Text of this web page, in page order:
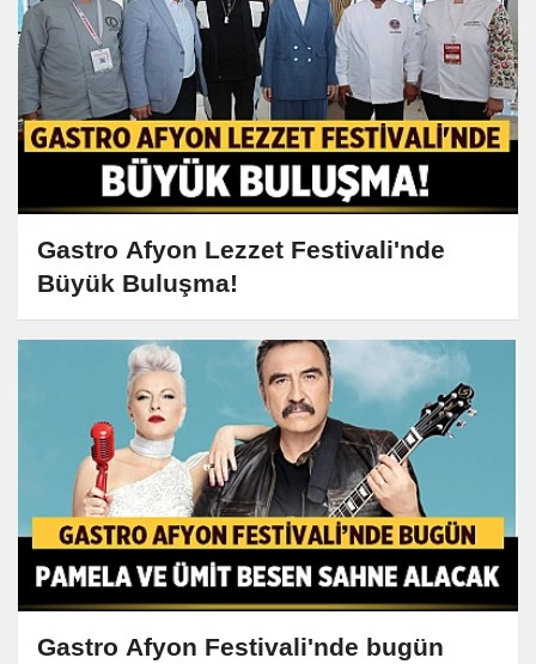
Gastro Afyon Lezzet Festivali'nde
Büyük Buluşma!
Gastro Afyon Festivali'nde bugün